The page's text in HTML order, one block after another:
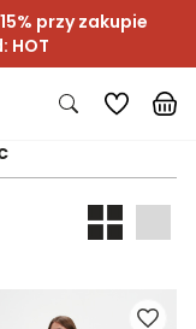
przy zakupie
HOT